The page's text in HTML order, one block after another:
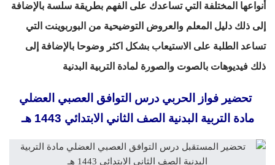
أنواعها المختلفة التي تساعدك على الفهم بطريقة سلسة بالإضافة
إلى ذلك دليل المعلم والعروض التوضيحية من البوربوينت التي
تساعد الطلبة على الاستيعاب بشكل اكثر وضوحا بالإضافة إلى
ذلك فيديوهات بالصوت والصورة لمادة التربية البدنية
تحضير فواز الحربي درس التوافق العصبي العضلي
مادة التربية البدنية الصف الثاني الابتدائي 1443 هـ